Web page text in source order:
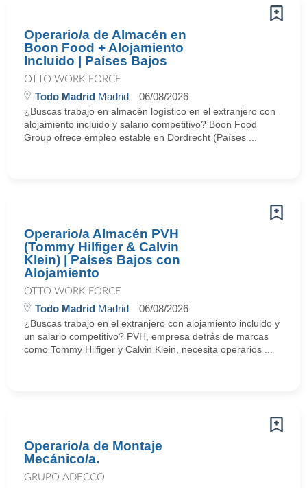
Operario/a de Almacén en
Boon Food + Alojamiento
Incluido | Países Bajos
OTTO WORK FORCE
Todo Madrid Madrid 06/08/2026
¿Buscas trabajo en almacén logístico en el extranjero con
alojamiento incluido y salario competitivo? Boon Food
Group ofrece empleo estable en Dordrecht (Países ...
Operario/a Almacén PVH
(Tommy Hilfiger & Calvin
Klein) | Países Bajos con
Alojamiento
OTTO WORK FORCE
Todo Madrid Madrid 06/08/2026
¿Buscas trabajo en el extranjero con alojamiento incluido y
un salario competitivo? PVH, empresa detrás de marcas
como Tommy Hilfiger y Calvin Klein, necesita operarios ...
Operario/a de Montaje
Mecánico/a.
GRUPO ADECCO